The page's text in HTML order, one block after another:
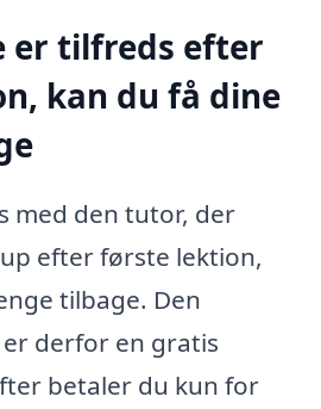
er tilfreds efter
kan du få dine
med den tutor, der
efter første lektion,
tilbage. Den
derfor en gratis
betaler du kun for